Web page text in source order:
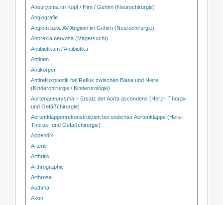
Aneurysma im Kopf / Hirn / Gehirn (Neurochirurgie)
Angiografie
Angiom bzw. AV-Angiom im Gehirn (Neurochirurgie)
Anorexia nervosa (Magersucht)
Antibiotikum / Antibiotika
Antigen
Antikörper
Antirefluxplastik bei Reflux zwischen Blase und Niere
(Kinderchirurgie / Kinderurologie)
Aortenaneurysma – Ersatz der Aorta ascendens (Herz-, Thorax-
und Gefäßchirurgie)
Aortenklappenrekonstruktion bei undichter Aortenklappe (Herz-,
Thorax- und Gefäßchirurgie)
Appendix
Arterie
Arthritis
Arthrographie
Arthrose
Asthma
Axon